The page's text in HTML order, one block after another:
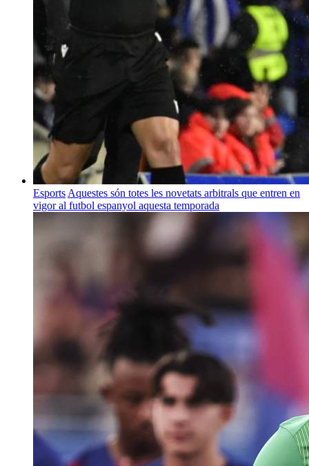
Esports Aquestes són totes les novetats arbitrals que entren en
vigor al futbol espanyol aquesta temporada